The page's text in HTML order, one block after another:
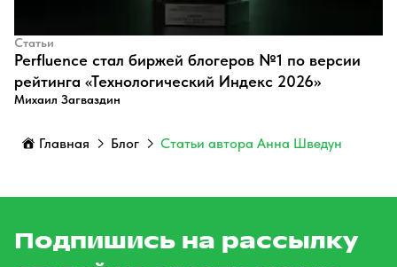
Статьи
Perfluence стал биржей блогеров №1 по версии
рейтинга «Технологический Индекс 2026»
Михаил Загваздин
Главная Блог Статьи автора Анна Шведун
Подпишись на рассылку